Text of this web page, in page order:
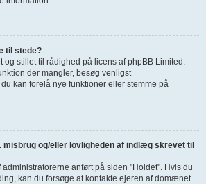
til stede?
og stillet til rådighed på licens af phpBB Limited.
der mangler, besøg venligst
du kan forelå nye funktioner eller stemme på
misbrug og/eller lovligheden af indlæg skrevet til
administratorerne anført på siden "Holdet". Hvis du
kan du forsøge at kontakte ejeren af domænet